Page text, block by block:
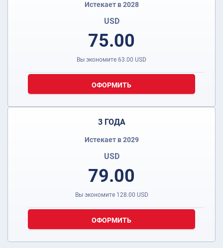
Истекает в 2028
USD
75.00
Вы экономите 63.00 USD
ОФОРМИТЬ
3 ГОДА
Истекает в 2029
USD
79.00
Вы экономите 128.00 USD
ОФОРМИТЬ